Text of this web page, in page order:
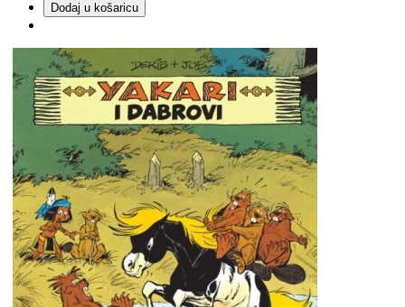
Dodaj u košaricu